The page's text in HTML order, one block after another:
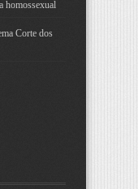
homossexual
Corte dos